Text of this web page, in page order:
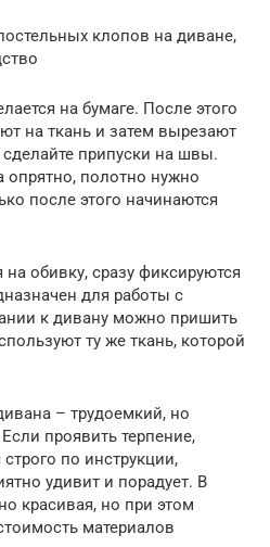
клопов на диване,
на бумаге. После этого
на ткань и затем вырезают
припуски на швы.
полотно нужно
после этого начинаются
обивку, сразу фиксируются
для работы с
к дивану можно пришить
ту же ткань, которой
– трудоемкий, но
проявить терпение,
по инструкции,
удивит и порадует. В
красивая, но при этом
материалов